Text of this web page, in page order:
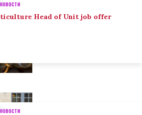
НОВОСТИ
Head of Unit job offer
НОВОСТИ